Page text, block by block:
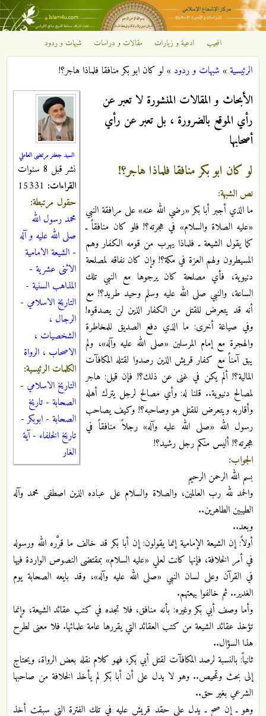
تجاوز إلى المحتوى الرئيسي
مركز
الإشعاع
الإسلامي
المجيب ادعية و زيارات مقالات و دراسات شبهات و ردود
أنت هنا
الرئيسية» شبهات و ردود » لو كان ابو بكر منافقا فلماذا هاجر؟!
السيد جعفر مرتضى العاملي
نشر قبل 8 سنوات
القراءات:
حقول مرتبطة:
محمد رسول الله
صلى الله عليه و آله
- الشيعة الامامية
الاثنى عشرية -
المذاهب السنية -
التاريخ الاسلامي -
الرجال ،
الشخصيات ،
الاصحاب ، الرواة
الكلمات الرئيسية:
التاريخ الاسلامي -
الصحابة - تاريخ
الصحابة - ابوبكر-
تاريخ الخلفاء -آية
الغار
الأبحاث و المقالات المنشورة لا تعبر عن
رأي الموقع بالضرورة ، بل تعبر عن رأي
أصحابها
لو كان ابو بكر منافقا فلماذا هاجر؟!
نص الشبهة:
ما الذي أجبر أبا بكر «رضي الله عنه» على مرافقة النبي
«عليه الصلاة والسلام» في هجرته؟! فلو كان منافقاً ـ
كما يقول الشيعة ـ فلماذا يهرب من قومه الكفار وهم
المسيطرون ولهم العزة في مكة؟! وإن كان نفاقه لمصلحة
دنيوية، فأي مصلحة كان يرجوها مع النبي تلك
الساعة، والنبي صلى الله عليه وسلم وحيد طريد؟! مع
أنه قد يتعرض للقتل من الكفار الذين لن يصدقوه!
وفي صياغة أخرى: ما الذي دفع الصديق للمخاطرة
والهجرة مع إمام المرسلين «صلى الله عليه وآله»، ولم
يبق آمناً مع كفار قريش الذين رصدوا لقتله المكافآت
المالية؟! ألم يكن في غنى عن ذلك؟! فإن قيل: هاجر
لمصالح دنيوية.. قلنا له: وأي مصالح لرجل يترك أهله
وأقاربه ويتعرض للقتل هو وصاحبه؟! وكيف يصاحب
رسول الله «صلى الله عليه وآله» رجلاً منافقاً في
هجرته؟! أليس منكم رجل رشيد؟!
الجواب:
بسم الله الرحمن الرحيم
والحمد لله رب العالمين، والصلاة والسلام على عباده الذين اصطفى محمد وآله
الطيبين الطاهرين..
وبعد..
أولاً: إن الشيعة الإمامية إنما يقولون: إن أبا بكر قد خالف ما قرَّره الله ورسوله
في أمر الخلافة، فإنها كانت لعلي «عليه السلام» بمقتضى النصوص الواردة فيها
في القرآن وعلى لسان النبي «صلى الله عليه وآله»، وقد بايعه الصحابة يوم
الغدير.. ثم خالفوا بيعتهم.
وأما وصف أبي بكر وغيره: بأنه منافق، فلا تجده في كتب عقائد الشيعة، وإنما
تؤخذ عقائد الشيعة من كتب العقائد التي يقررها عامة علمائها. فلا معنى لطرح
هذا السؤال..
ثانياً: بالنسبة لرصد المكافآت لقتل أبي بكر، فهو كلام نقله بعض الرواة، ويحتاج
إلى بحث وتمحيص.. وهو لا يدل على أن أبا بكر لم يأخذ الخلافة من صاحبها
الشرعي بغير حق..
وهو ـ إن صح ـ يدل على حقد قريش عليه في تلك الفترة التي سبقت أخذ